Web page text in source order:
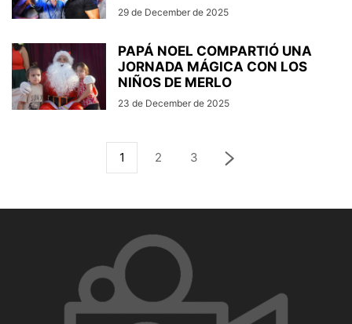
29 de December de 2025
PAPÁ NOEL COMPARTIÓ UNA
JORNADA MÁGICA CON LOS
NIÑOS DE MERLO
23 de December de 2025
1 2 3